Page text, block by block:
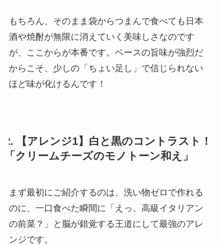
もちろん、そのまま袋からつまんで食べても日本
酒や焼酎が無限に消えていく美味しさなのです
が、ここからが本番です。ベースの旨味が強烈だ
からこそ、少しの「ちょい足し」で信じられない
ほど味が化けるんです！
2. 【アレンジ1】白と黒のコントラスト！
「クリームチーズのモノトーン和え」
まず最初にご紹介するのは、洗い物ゼロで作れる
のに、一口食べた瞬間に「えっ、高級イタリアン
の前菜？」と脳が錯覚する王道にして最強のアレ
ンジです。